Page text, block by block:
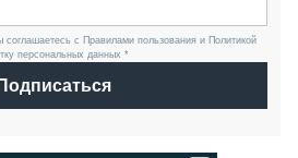
с Правилами пользования и Политикой
персональных данных *
Подписаться